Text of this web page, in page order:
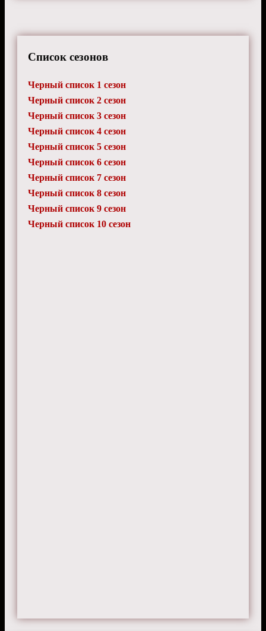
Список сезонов
Черный список 1 сезон
Черный список 2 сезон
Черный список 3 сезон
Черный список 4 сезон
Черный список 5 сезон
Черный список 6 сезон
Черный список 7 сезон
Черный список 8 сезон
Черный список 9 сезон
Черный список 10 сезон